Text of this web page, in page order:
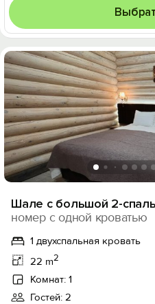
Шале с большой 2-
номер с одной кроватью
1 двухспальная кровать
22 m2
Комнат: 1
Гостей: 2